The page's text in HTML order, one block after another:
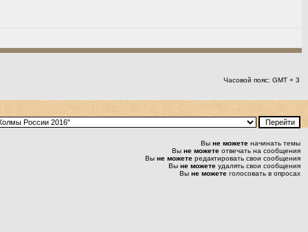
Часовой пояс: GMT + 3
Вы не можете начинать темы
Вы не можете отвечать на сообщения
Вы не можете редактировать свои сообщения
Вы не можете удалять свои сообщения
Вы не можете голосовать в опросах